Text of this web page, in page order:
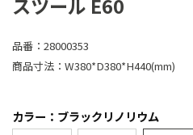
スツール E60
品番： 28000353
商品寸法： W380*D380*H440(mm)
カラー：ブラックリノリウム